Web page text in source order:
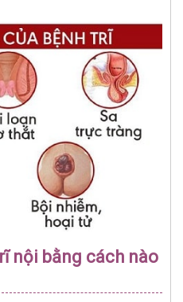
nội bằng cách nào